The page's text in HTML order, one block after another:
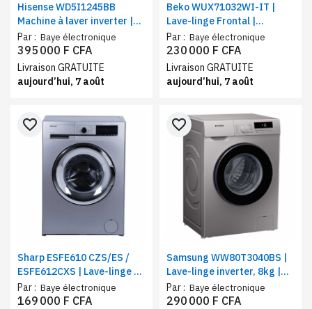
Hisense WD5I1245BB
Machine à laver inverter |
Lavage 12 Kg / Séchage 8
Kg | Puissance 1750 W, A
Par : Baye électronique
395 000 F CFA
Livraison GRATUITE
aujourd’hui, 7 août
Beko WUX71032WI-IT |
Lave-linge Frontal |
Capacité 7 Kg | Type de
tambour : A alvéoles
Aquawave | Classe énergie :
C
Par : Baye électronique
230 000 F CFA
Livraison GRATUITE
aujourd’hui, 7 août
Sharp ESFE610 CZS/ES /
ESFE612CXS | Lave-linge 6
Kg | Type de charge frontal
| Lavage rapide15 minutes
Par : Baye électronique
favorite_border
169 000 F CFA
Samsung WW80T3040BS |
Lave-linge inverter, 8kg |
Vitesse de rotation (t/min)
1400
Par : Baye électronique
favorite_border
290 000 F CFA